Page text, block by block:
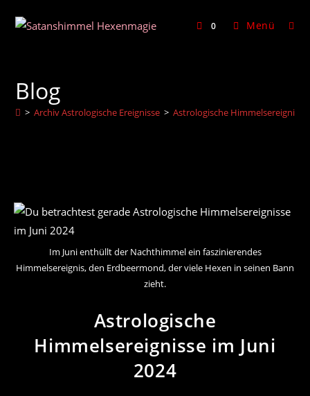
Inhalt
0 Menü
Blog
> Archiv Astrologische Ereignisse > Astrologische Himmelsereignisse
Im Juni enthüllt der Nachthimmel ein faszinierendes
Himmelsereignis, den Erdbeermond, der viele Hexen in seinen Bann
zieht.
Astrologische
Himmelsereignisse im Juni
2024